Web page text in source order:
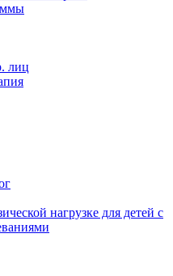
лиц
нагрузке для детей с